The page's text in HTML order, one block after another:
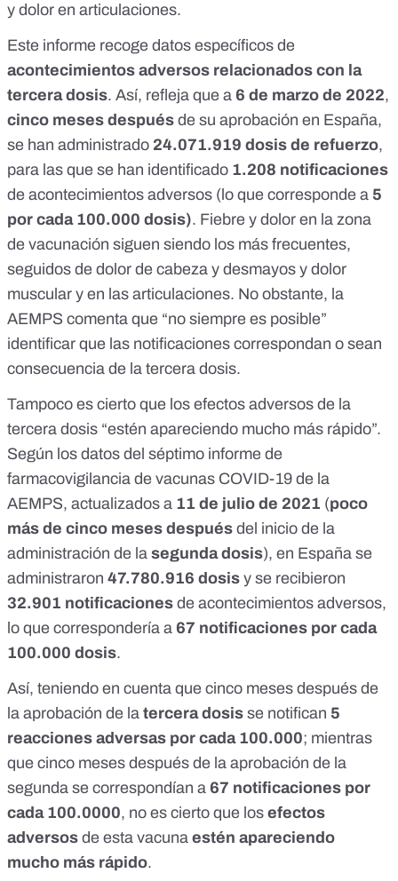
y dolor en articulaciones.
Este informe recoge datos específicos de
acontecimientos adversos relacionados con la
tercera dosis. Así, refleja que a 6 de marzo de 2022,
cinco meses después de su aprobación en España,
se han administrado 24.071.919 dosis de refuerzo,
para las que se han identificado 1.208 notificaciones
de acontecimientos adversos (lo que corresponde a 5
por cada 100.000 dosis). Fiebre y dolor en la zona
de vacunación siguen siendo los más frecuentes,
seguidos de dolor de cabeza y desmayos y dolor
muscular y en las articulaciones. No obstante, la
AEMPS comenta que “no siempre es posible”
identificar que las notificaciones correspondan o sean
consecuencia de la tercera dosis.
Tampoco es cierto que los efectos adversos de la
tercera dosis “estén apareciendo mucho más rápido”.
Según los datos del séptimo informe de
farmacovigilancia de vacunas COVID-19 de la
AEMPS, actualizados a 11 de julio de 2021 (poco
más de cinco meses después del inicio de la
administración de la segunda dosis), en España se
administraron 47.780.916 dosis y se recibieron
32.901 notificaciones de acontecimientos adversos,
lo que correspondería a 67 notificaciones por cada
100.000 dosis.
Así, teniendo en cuenta que cinco meses después de
la aprobación de la tercera dosis se notifican 5
reacciones adversas por cada 100.000; mientras
que cinco meses después de la aprobación de la
segunda se correspondían a 67 notificaciones por
cada 100.0000, no es cierto que los efectos
adversos de esta vacuna estén apareciendo
mucho más rápido.